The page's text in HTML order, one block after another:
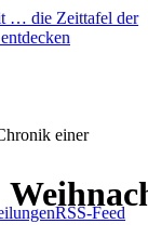
… die Zeittafel der
einer
RSS-Feed